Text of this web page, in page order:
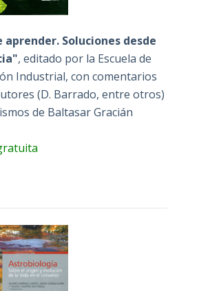
aprender. Soluciones desde
, editado por la Escuela de
Industrial, con comentarios
(D. Barrado, entre otros)
de Baltasar Gracián